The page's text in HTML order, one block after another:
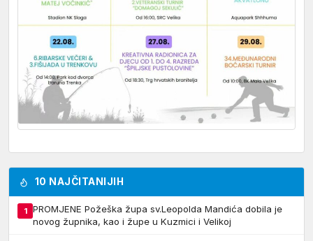
10 NAJČITANIJIH
1
PROMJENE Požeška župa sv.Leopolda Mandića dobila je
novog župnika, kao i župe u Kuzmici i Velikoj